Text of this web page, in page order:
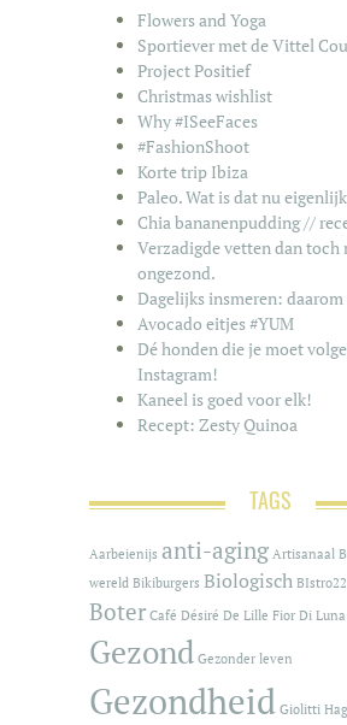
Flowers and Yoga
Sportiever met de Vittel
Project Positief
Christmas wishlist
Why #ISeeFaces
#FashionShoot
Korte trip Ibiza
Paleo. Wat is dat nu
Chia bananenpudding //
Verzadigde vetten dan toch
ongezond.
Dagelijks insmeren: daarom
Avocado eitjes #YUM
Dé honden die je moet
Instagram!
Kaneel is goed voor elk!
Recept: Zesty Quinoa
TAGS
Aarbeienijs anti-aging Artisanaal
wereld Bikiburgers Biologisch BIstro22
Boter Café Désiré De Lille Fior Di Luna
Gezond Gezonder leven
Gezondheid Giolitti